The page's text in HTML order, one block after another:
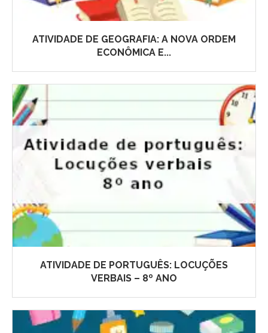
ATIVIDADE DE GEOGRAFIA: A NOVA ORDEM
ECONÔMICA E...
ATIVIDADE DE PORTUGUÊS: LOCUÇÕES
VERBAIS – 8º ANO